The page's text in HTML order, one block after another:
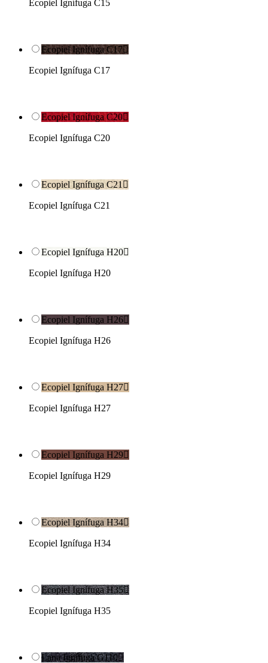
Ecopiel Ignífuga C15
Ecopiel Ignífuga C17
Ecopiel Ignífuga C17
Ecopiel Ignífuga C20
Ecopiel Ignífuga C20
Ecopiel Ignífuga C21 
Ecopiel Ignífuga C21
Ecopiel Ignífuga H20
Ecopiel Ignífuga H20
Ecopiel Ignífuga H26
Ecopiel Ignífuga H26
Ecopiel Ignífuga H27
Ecopiel Ignífuga H27
Ecopiel Ignífuga H29
Ecopiel Ignífuga H29
Ecopiel Ignífuga H34
Ecopiel Ignífuga H34
Ecopiel Ignífuga H35
Ecopiel Ignífuga H35
Lana Ignífuga G110